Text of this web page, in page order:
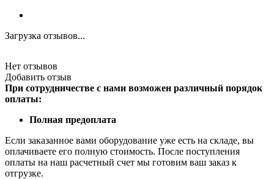
Загрузка отзывов...
Нет отзывов
Добавить отзыв
При сотрудничестве с нами возможен различный порядок
оплаты:
Полная предоплата
Если заказанное вами оборудование уже есть на складе, вы
оплачиваете его полную стоимость. После поступления
оплаты на наш расчетный счет мы готовим ваш заказ к
отгрузке.